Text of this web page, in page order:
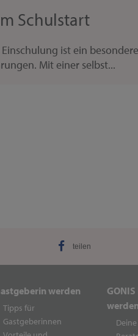
Schulstart
ist ein
Mit einer selbst...
teilen
werden
Tipps für
Gastgeberinnen
werden